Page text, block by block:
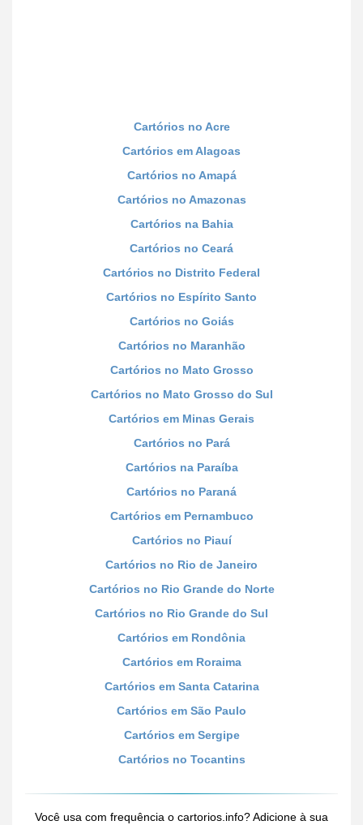
Cartórios no Acre
Cartórios em Alagoas
Cartórios no Amapá
Cartórios no Amazonas
Cartórios na Bahia
Cartórios no Ceará
Cartórios no Distrito Federal
Cartórios no Espírito Santo
Cartórios no Goiás
Cartórios no Maranhão
Cartórios no Mato Grosso
Cartórios no Mato Grosso do Sul
Cartórios em Minas Gerais
Cartórios no Pará
Cartórios na Paraíba
Cartórios no Paraná
Cartórios em Pernambuco
Cartórios no Piauí
Cartórios no Rio de Janeiro
Cartórios no Rio Grande do Norte
Cartórios no Rio Grande do Sul
Cartórios em Rondônia
Cartórios em Roraima
Cartórios em Santa Catarina
Cartórios em São Paulo
Cartórios em Sergipe
Cartórios no Tocantins
Você usa com frequência o cartorios.info? Adicione à sua